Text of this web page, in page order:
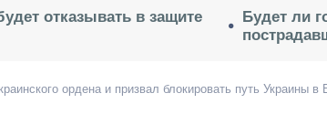
отказывать в защите
Будет ли
ордена и призвал блокировать путь Украины в